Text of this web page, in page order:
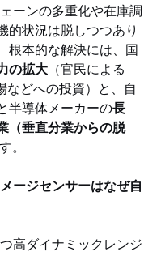
ーンの多重化や在庫調
的状況は脱しつつあり
根本的な解決には、国
の拡大 （官民による
などへの投資）と、自
半導体メーカーの長
（垂直分業からの脱
。
ージセンサーはなぜ自
高ダイナミックレンジ